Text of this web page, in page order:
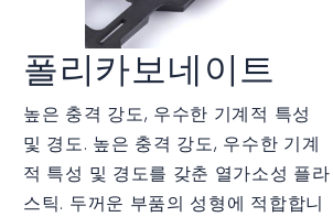
폴리카보네이트
높은 충격 강도, 우수한 기계적 특성
및 경도. 높은 충격 강도, 우수한 기계
적 특성 및 경도를 갖춘 열가소성 플라
스틱. 두꺼운 부품의 성형에 적합합니